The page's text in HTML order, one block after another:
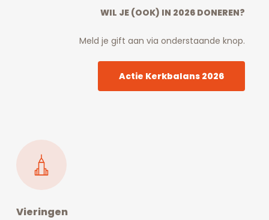
WIL JE (OOK) IN 2026 DONEREN?
Meld je gift aan via onderstaande knop.
Actie Kerkbalans 2026
Vieringen